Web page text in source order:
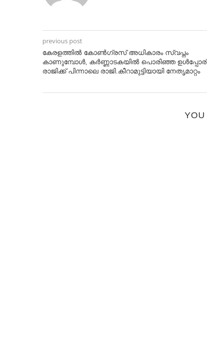
previous post
കേരളത്തില്‍ കോണ്‍ഗ്രസ് അധികാരം സ്വപ്നം
കാണുമ്പോള്‍, കര്‍ണ്ണാടകയില്‍ പൊരിഞ്ഞ
രാജിക്ക് പിന്നാലെ രാജി.കീറാമുട്ടിയായി നേതൃമാറ്റം